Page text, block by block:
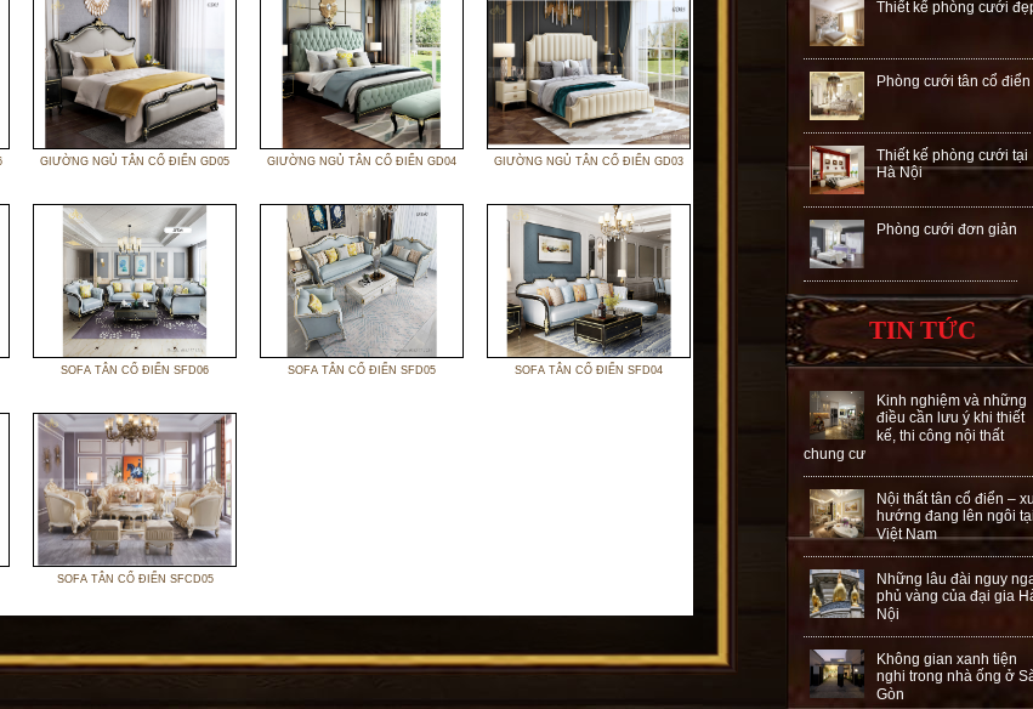
GIƯỜNG NGỦ TÂN CỔ ĐIỂN GD05 GIƯỜNG NGỦ TÂN CỔ ĐIỂN GD04 GIƯỜNG NGỦ TÂN CỔ ĐIỂN GD03
SOFA TÂN CỔ ĐIỂN SFD06 SOFA TÂN CỔ ĐIỂN SFD05 SOFA TÂN CỔ ĐIỂN SFD04
SOFA TÂN CỔ ĐIỂN SFCD05
Thiết kế phòng cưới
Phòng cưới tân cổ điển
Thiết kế phòng cưới tại
Hà Nội
Phòng cưới đơn giản
TIN TỨC
Kinh nghiệm và những
điều cần lưu ý khi thiết
kế, thi công nội thất
chung cư
Nội thất tân cổ điển –
hướng đang lên ngôi
Việt Nam
Những lâu đài nguy
phủ vàng của đại gia
Nội
Không gian xanh tiện
nghi trong nhà ống ở
Gòn